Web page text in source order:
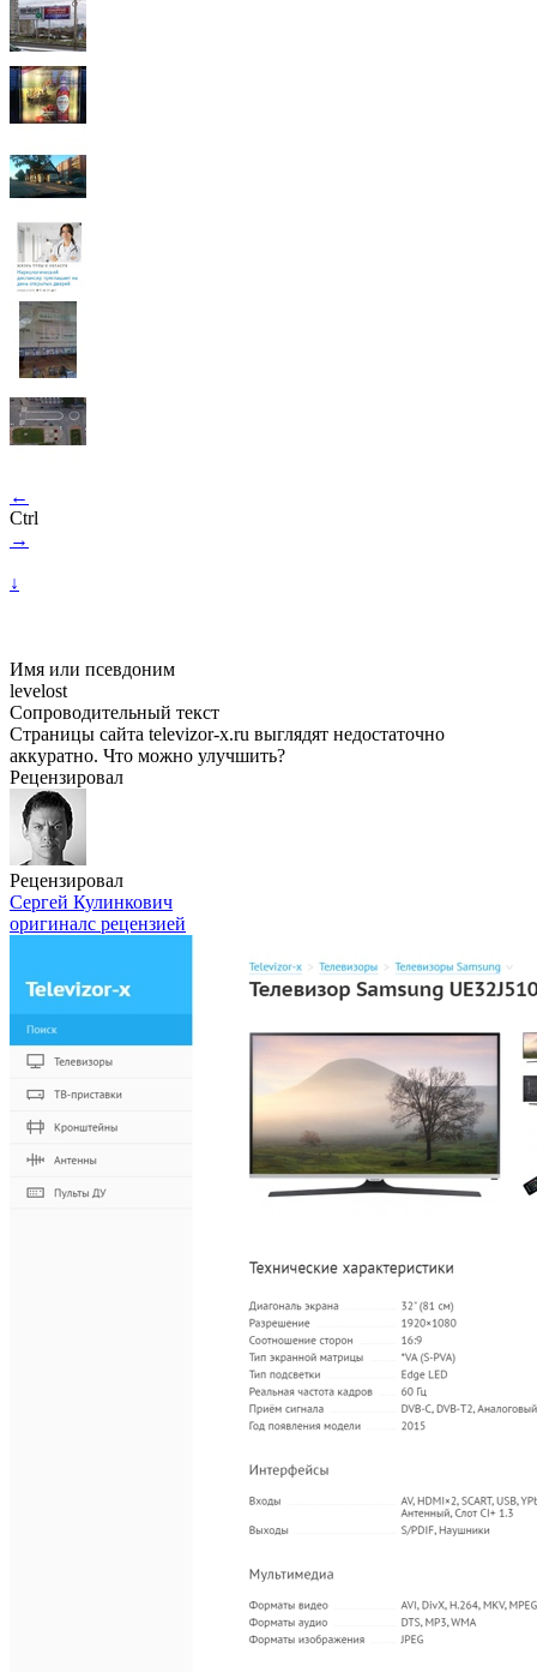
←
Ctrl
→
↓
Имя или псевдоним
levelost
Сопроводительный текст
Страницы сайта televizor-x.ru выглядят недостаточно
аккуратно. Что можно улучшить?
Рецензировал
Рецензировал
Сергей Кулинкович
оригиналс рецензией